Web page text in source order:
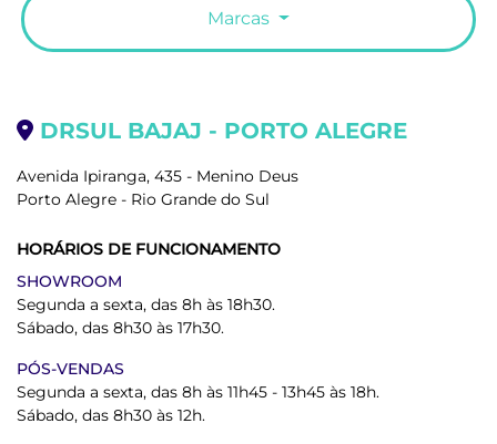
Marcas
DRSUL BAJAJ - PORTO ALEGRE
Avenida Ipiranga, 435 - Menino Deus
Porto Alegre - Rio Grande do Sul
HORÁRIOS DE FUNCIONAMENTO
SHOWROOM
Segunda a sexta, das 8h às 18h30.
Sábado, das 8h30 às 17h30.
PÓS-VENDAS
Segunda a sexta, das 8h às 11h45 - 13h45 às 18h.
Sábado, das 8h30 às 12h.